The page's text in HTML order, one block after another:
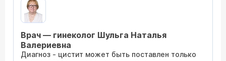
Врач — гинеколог Шульга Наталья
Валериевна
Диагноз - цистит может быть поставлен только